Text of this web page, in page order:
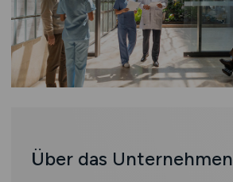
Über das Unternehmen